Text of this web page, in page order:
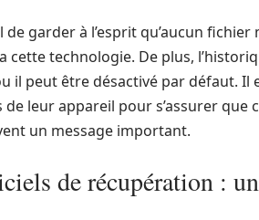
de garder à l’esprit qu’aucun
cette technologie. De plus,
il peut être désactivé par défaut.
de leur appareil pour s’assurer
un message important.
de récupération :